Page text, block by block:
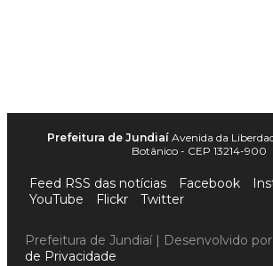
Prefeitura de Jundiaí Avenida da
Botânico - CEP 13214-900
Feed RSS das notícias Facebook
YouTube
Flickr Twitter
Prefeitura de Jundiaí | Desenvolvido por
de Privacidade